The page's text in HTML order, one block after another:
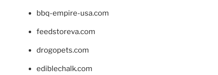
bbq-empire-usa.com
feedstoreva.com
drogopets.com
ediblechalk.com